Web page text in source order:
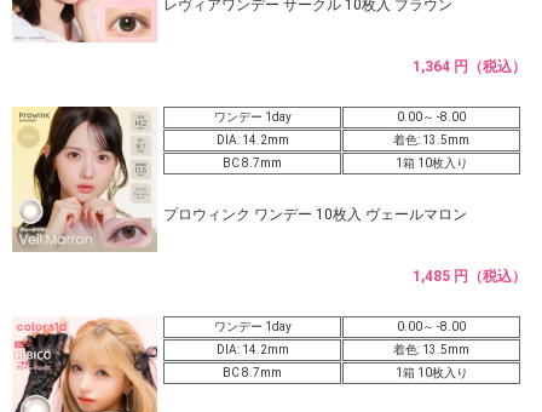
レヴィアワンデー サークル 10枚入 ブラウン
1,364 円（税込）
ワンデー 1day
0.00～ -8.00
DIA: 14.2mm
着色: 13.5mm
BC 8.7mm
1箱 10枚入り
プロウィンク ワンデー 10枚入 ヴェールマロン
1,485 円（税込）
ワンデー 1day
0.00～ -8.00
DIA: 14.2mm
着色: 13.5mm
BC 8.7mm
1箱 10枚入り